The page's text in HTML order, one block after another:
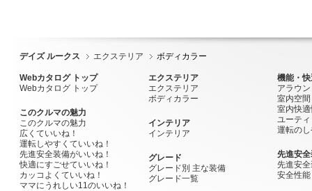
デイズ ルークス エクステリア ボディカラー
Webカタログ トップ
Webカタログ トップ
このクルマの魅力
このクルマの魅力
広くていいね！
運転しやすくていいね！
先進安全装備がいいね！
快適にすごせていいね！
カッコよくていいね！
ママにうれしい11のいいね！
エクステリア
エクステリア
ボディカラー
インテリア
インテリア
グレード
グレード別 主な装備
グレード一覧
機能・
アラウ
室内空間
室内快適
ユーテ
運転の
先進安
先進安
安全性能